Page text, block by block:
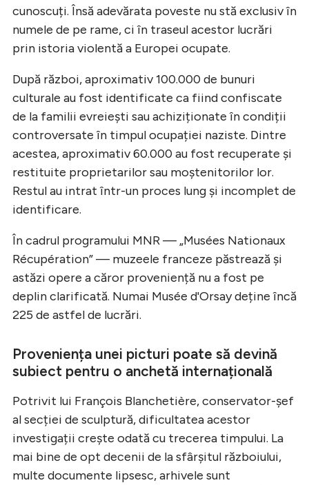
cunoscuți. Însă adevărata poveste nu stă exclusiv în
numele de pe rame, ci în traseul acestor lucrări
prin istoria violentă a Europei ocupate.
După război, aproximativ 100.000 de bunuri
culturale au fost identificate ca fiind confiscate
de la familii evreiești sau achiziționate în condiții
controversate în timpul ocupației naziste. Dintre
acestea, aproximativ 60.000 au fost recuperate și
restituite proprietarilor sau moștenitorilor lor.
Restul au intrat într-un proces lung și incomplet de
identificare.
În cadrul programului MNR — „Musées Nationaux
Récupération” — muzeele franceze păstrează și
astăzi opere a căror proveniență nu a fost pe
deplin clarificată. Numai Musée d'Orsay deține încă
225 de astfel de lucrări.
Proveniența unei picturi poate să devină
subiect pentru o anchetă internațională
Potrivit lui François Blanchetière, conservator-șef
al secției de sculptură, dificultatea acestor
investigații crește odată cu trecerea timpului. La
mai bine de opt decenii de la sfârșitul războiului,
multe documente lipsesc, arhivele sunt